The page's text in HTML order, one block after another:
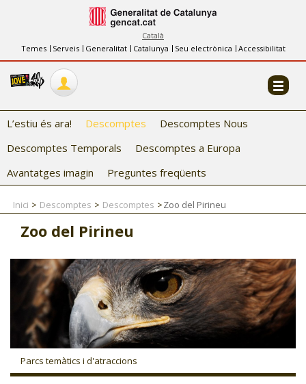
Català
Temes
Serveis Generalitat Catalunya Seu electrònica Accessibilitat
INFORMACIÓ
FES-TE EL CJ
COL·LABORADORS
CJ ADOLESCENTS
CJ SALUT
CJ INTERNACIONAL
CJ LOCAL
T'INTERESSA #SOMJOVES
L’estiu és ara! Descomptes
Descomptes Nous
Descomptes Temporals
Descomptes a Europa
Avantatges imagin
Preguntes freqüents
Inici Descomptes Descomptes Zoo del Pirineu
Zoo del Pirineu
Parcs temàtics i d'atraccions